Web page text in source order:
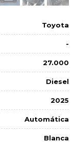
Toyota
-
27.000
Diesel
2025
Automática
Blanca